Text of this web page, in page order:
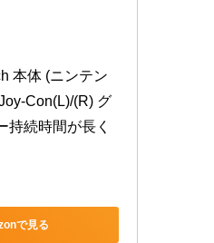
本体 (ニンテン
Con(L)/(R) グ
持続時間が長く
で見る